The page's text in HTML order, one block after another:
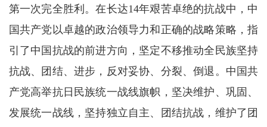
第一次完全胜利。在长达14年艰苦卓绝的抗战中，中
国共产党以卓越的政治领导力和正确的战略策略，指
引了中国抗战的前进方向，坚定不移推动全民族坚持
抗战、团结、进步，反对妥协、分裂、倒退。中国共
产党高举抗日民族统一战线旗帜，坚决维护、巩固、
发展统一战线，坚持独立自主、团结抗战，维护了团